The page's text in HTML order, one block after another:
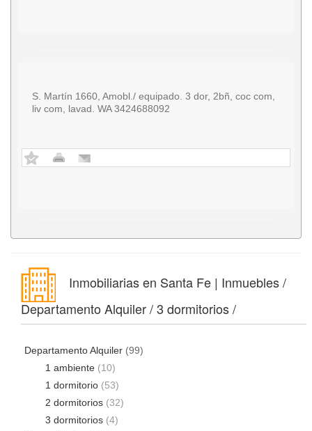
S. Martín 1660, Amobl./ equipado. 3 dor, 2bñ, coc com,
liv com, lavad. WA 3424688092
Inmobiliarias en Santa Fe | Inmuebles /
Departamento Alquiler / 3 dormitorios /
Departamento Alquiler (99)
1 ambiente (10)
1 dormitorio (53)
2 dormitorios (32)
3 dormitorios (4)